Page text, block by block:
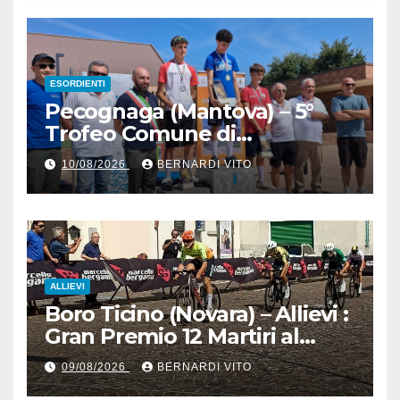
ESORDIENTI
Pecognaga (Mantova) – 5°
Trofeo Comune di
Pecognaga – Doppia gara
Esordienti – Organizzazione
Ciclo Club Guidizzolo 1977:
Fotoservizio di Paolo Biondo
10/08/2026 BERNARDI VITO
ALLIEVI
Boro Ticino (Novara) – Allievi :
Gran Premio 12 Martiri al
trentino Pietro Valenti
(Ciclistica Dro) con 1’30” sul
09/08/2026 BERNARDI VITO